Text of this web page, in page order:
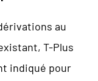
au
T-Plus
indiqué pour